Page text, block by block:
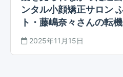
ンタル小顔矯正サロン
ト・藤嶋奈々さんの転機
2025年11月15日